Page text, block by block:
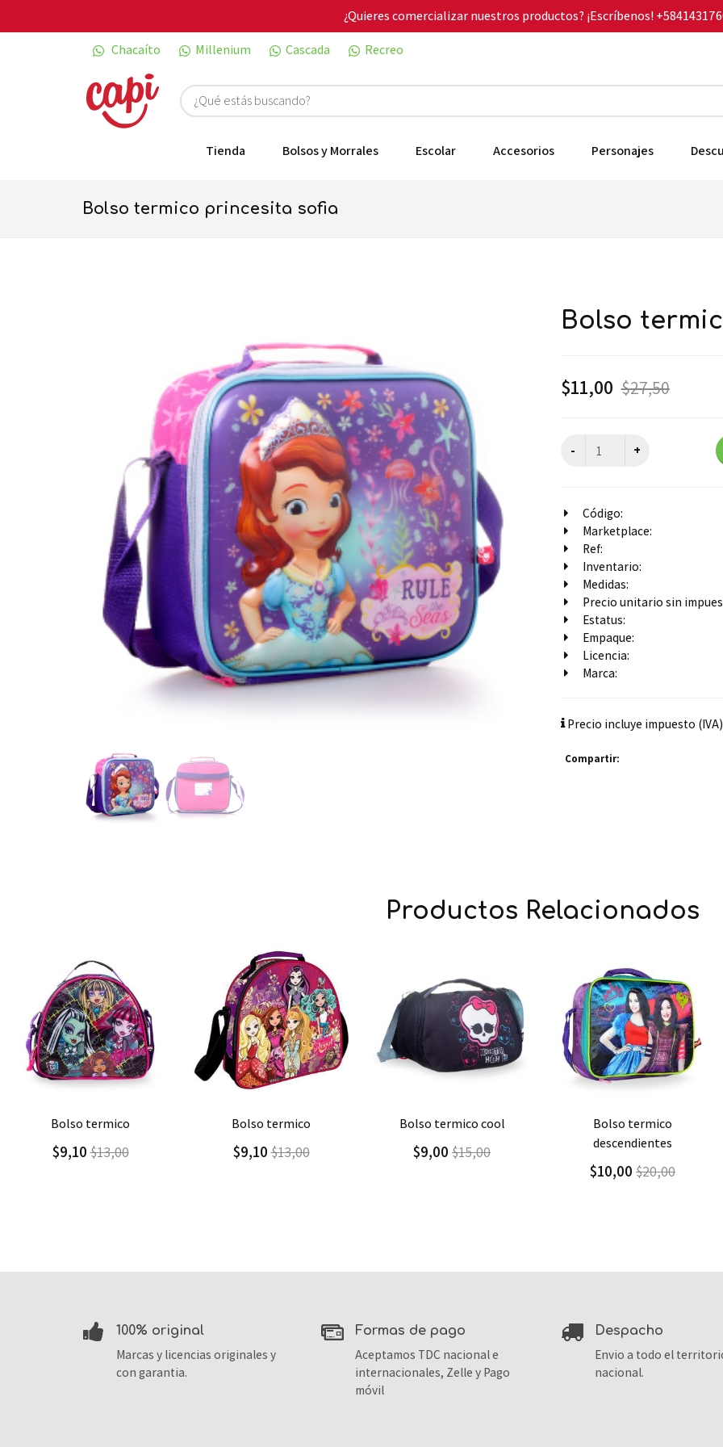
¿Quieres comercializar nuestros productos? ¡Escríbenos!
Chacaíto
Millenium Cascada Recreo
Tienda Bolsos y Morrales Escolar Accesorios Personajes
bolso termico princesita sofia
bolso
$11,00 $27,50
Código:
Marketplace:
Ref:
Inventario:
Medidas:
Precio unitario sin
Estatus:
Empaque:
Licencia:
Marca:
Precio incluye impuesto
Compartir:
Productos Relacionados
Agregar Detalle
bolso termico
$9,10$13,00
Agregar Detalle
bolso termico cool
$9,00 $15,00
Agregar Detalle
bolso termico
descendientes
Agregar Detalle
friends
$11,00 $15,71
100% original
Marcas y licencias originales y
con garantia.
formas de pago
Aceptamos TDC nacional e
internacionales, Zelle y Pago
móvil
despacho
Envio a todo el
nacional.